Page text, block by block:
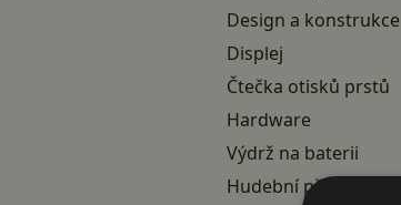
Design a konstrukce
Displej
Čtečka otisků prstů
Hardware
Výdrž na baterii
Hudební přednes